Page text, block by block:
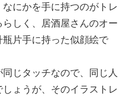
なにかを手に持つのがトレ
しく、居酒屋さんのオー
片手に持った似顔絵で
じタッチなので、同じ人
ょうが、そのイラストレ